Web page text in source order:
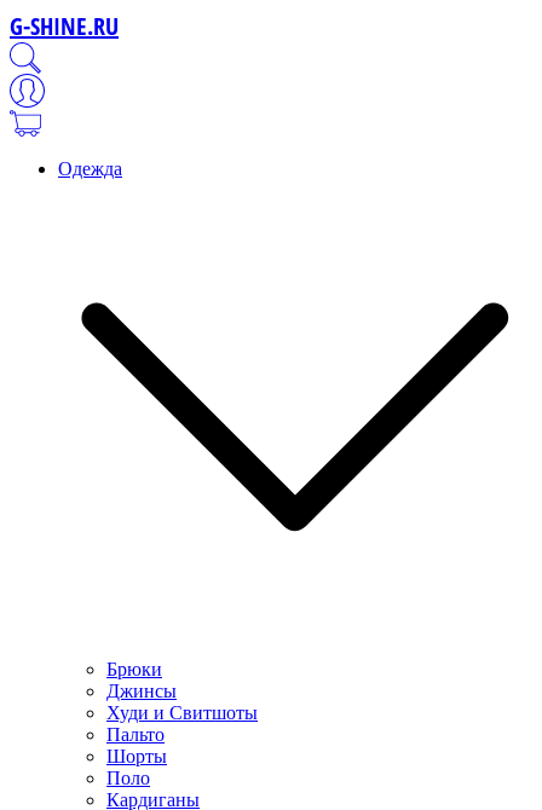
G-SHINE.RU
Одежда
Брюки
Джинсы
Худи и Свитшоты
Пальто
Шорты
Поло
Кардиганы